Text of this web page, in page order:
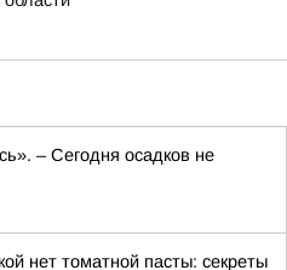
– Сегодня осадков не
нет томатной пасты: секреты